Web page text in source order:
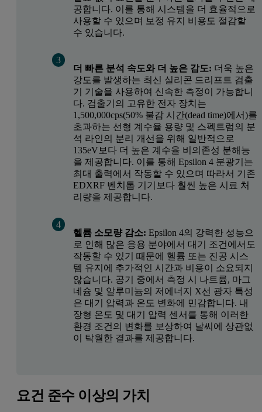
공합니다. 이를 통해 시스템을 더 효율적으로
사용할 수 있으며 보정 유지 비용도 절감할
수 있습니다.
더 빠른 분석 속도와 더 높은 감도: 더욱 높은
강도를 발생하는 최신 실리콘 드리프트 검출
기 기술을 사용하여 신속한 측정이 가능합니
다. 검출기의 고유한 전자 장치는
1,500,000cps(50% 불감 시간(dead time)에서)를
초과하는 선형 계수율 용량 및 스펙트럼의 분
석 라인의 분리 개선을 위해 일반적으로
135eV보다 더 높은 계수율 비의존성 분해능
을 제공합니다. 이를 통해 Epsilon 4 분광기는
최대 출력에서 작동할 수 있으며 따라서 기존
EDXRF 벤치톱 기기보다 훨씬 높은 시료 처
리량을 제공합니다.
헬륨 소모량 감소: Epsilon 4의 강력한 성능으
로 인해 많은 응용 분야에서 대기 조건에서도
작동할 수 있기 때문에 헬륨 또는 진공 시스
템 유지에 추가적인 시간과 비용이 소요되지
않습니다. 공기 중에서 측정 시 나트륨, 마그
네슘 및 알루미늄의 저에너지 X선 광자 특성
은 대기 압력과 온도 변화에 민감합니다. 내
장형 온도 및 대기 압력 센서를 통해 이러한
환경 조건의 변화를 보상하여 날씨에 상관없
이 탁월한 결과를 제공합니다.
요건 준수 이상의 가치